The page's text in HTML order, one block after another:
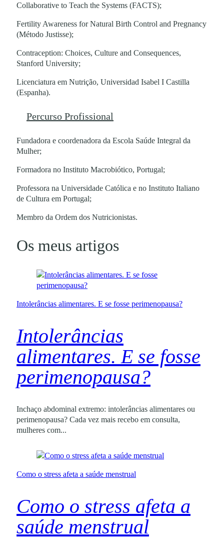
Collaborative to Teach the Systems (FACTS);
Fertility Awareness for Natural Birth Control and Pregnancy
(Método Justisse);
Contraception: Choices, Culture and Consequences,
Stanford University;
Licenciatura em Nutrição, Universidad Isabel I Castilla
(Espanha).
Percurso Profissional
Fundadora e coordenadora da Escola Saúde Integral da
Mulher;
Formadora no Instituto Macrobiótico, Portugal;
Professora na Universidade Católica e no Instituto Italiano
de Cultura em Portugal;
Membro da Ordem dos Nutricionistas.
Os meus artigos
Intolerâncias alimentares. E se fosse perimenopausa?
Intolerâncias
alimentares. E se fosse
perimenopausa?
Inchaço abdominal extremo: intolerâncias alimentares ou
perimenopausa? Cada vez mais recebo em consulta,
mulheres com...
Como o stress afeta a saúde menstrual
Como o stress afeta a
saúde menstrual